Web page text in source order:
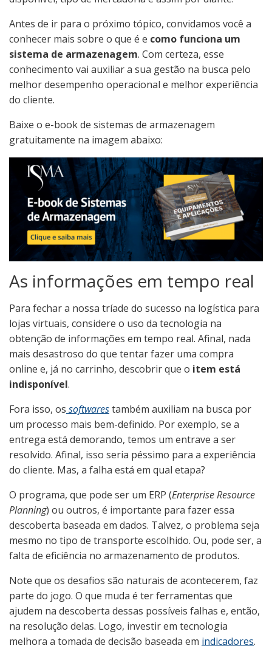
Antes de ir para o próximo tópico, convidamos você a
conhecer mais sobre o que é e como funciona um
sistema de armazenagem. Com certeza, esse
conhecimento vai auxiliar a sua gestão na busca pelo
melhor desempenho operacional e melhor experiência
do cliente.
Baixe o e-book de sistemas de armazenagem
gratuitamente na imagem abaixo:
As informações em tempo real
Para fechar a nossa tríade do sucesso na logística para
lojas virtuais, considere o uso da tecnologia na
obtenção de informações em tempo real. Afinal, nada
mais desastroso do que tentar fazer uma compra
online e, já no carrinho, descobrir que o item está
indisponível.
Fora isso, os softwarestambém auxiliam na busca por
um processo mais bem-definido. Por exemplo, se a
entrega está demorando, temos um entrave a ser
resolvido. Afinal, isso seria péssimo para a experiência
do cliente. Mas, a falha está em qual etapa?
O programa, que pode ser um ERP (Enterprise Resource
Planning) ou outros, é importante para fazer essa
descoberta baseada em dados. Talvez, o problema seja
mesmo no tipo de transporte escolhido. Ou, pode ser, a
falta de eficiência no armazenamento de produtos.
Note que os desafios são naturais de acontecerem, faz
parte do jogo. O que muda é ter ferramentas que
ajudem na descoberta dessas possíveis falhas e, então,
na resolução delas. Logo, investir em tecnologia
melhora a tomada de decisão baseada em indicadores.